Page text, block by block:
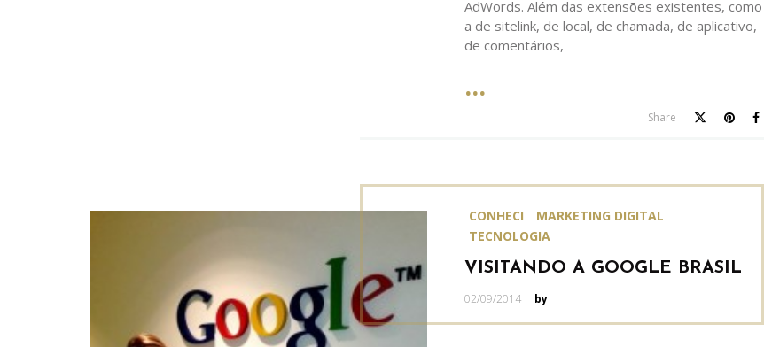
AdWords. Além das extensões existentes, como
a de sitelink, de local, de chamada, de aplicativo,
de comentários,
Share
CONHECI
MARKETING DIGITAL
TECNOLOGIA
VISITANDO A GOOGLE BRASIL
Posted
02/09/2014 by